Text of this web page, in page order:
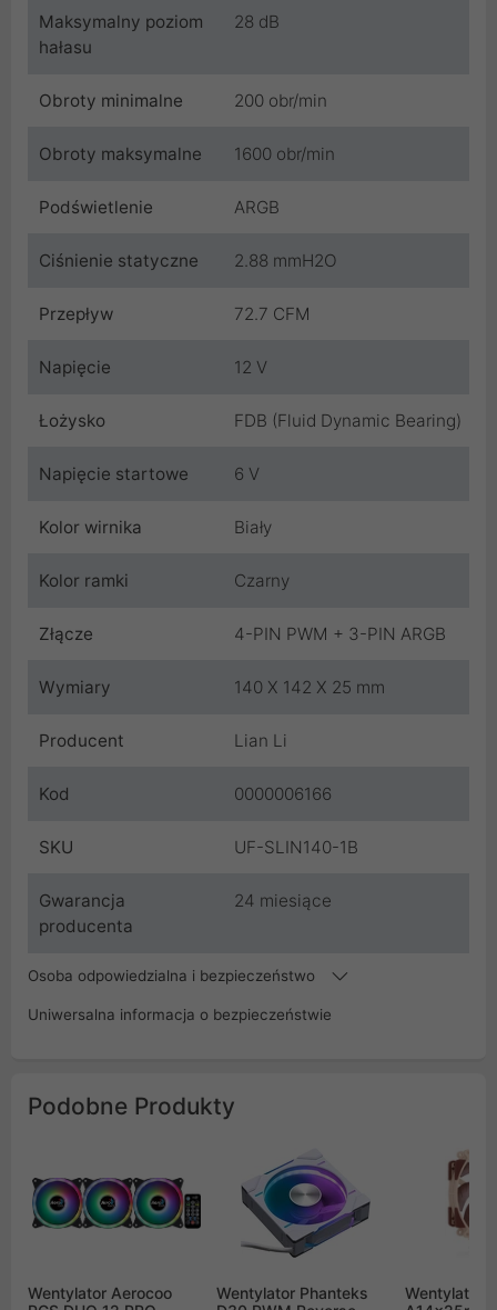
Maksymalny poziom
hałasu
28 dB
Obroty minimalne 200 obr/min
Obroty maksymalne 1600 obr/min
Podświetlenie ARGB
Ciśnienie statyczne 2.88 mmH2O
Przepływ 72.7 CFM
Napięcie 12 V
Łożysko FDB (Fluid Dynamic Bearing)
Napięcie startowe 6 V
Kolor wirnika Biały
Kolor ramki Czarny
Złącze 4-PIN PWM + 3-PIN ARGB
Wymiary 140 X 142 X 25 mm
Producent Lian Li
Kod 0000006166
SKU UF-SLIN140-1B
Gwarancja
producenta
24 miesiące
Osoba odpowiedzialna i bezpieczeństwo
Uniwersalna informacja o bezpieczeństwie
Podobne Produkty
Wentylator Aerocoo
Wentylator Phanteks
Wentylator